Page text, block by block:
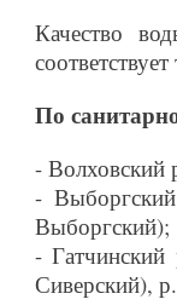
Качество
соответствует
По
- Волховский
-
Выборгский);
-
Сиверский),